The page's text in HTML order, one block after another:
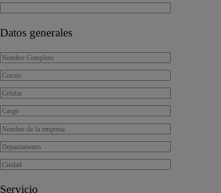
Datos generales
Servicio